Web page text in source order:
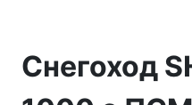
Снегоход